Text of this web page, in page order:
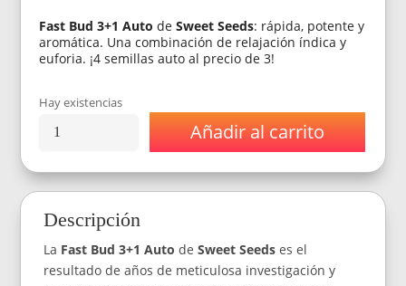
Fast Bud 3+1 Auto deSweet Seeds: rápida, potente y
aromática. Una combinación de relajación índica y
euforia. ¡4 semillas auto al precio de 3!
Hay existencias
Semillas
Seeds
Fast
3+1
cantidad
Añadir al carrito
Descripción
La Fast Bud 3+1 Auto deSweet Seeds es el
resultado de años de meticulosa investigación y